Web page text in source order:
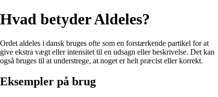
Hvad betyder Aldeles?
Ordet aldeles i dansk bruges ofte som en forstærkende partikel for at
give ekstra vægt eller intensitet til en udsagn eller beskrivelse. Det kan
også bruges til at understrege, at noget er helt præcist eller korrekt.
Eksempler på brug